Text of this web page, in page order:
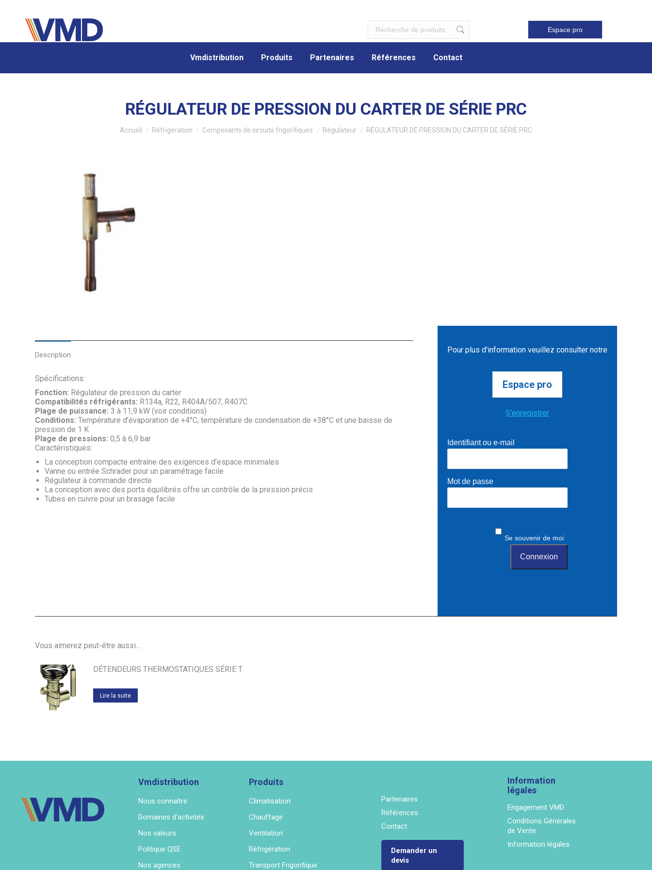
Espace pro
Vmdistribution Produits Partenaires Références Contact
RÉGULATEUR DE PRESSION DU CARTER DE SÉRIE PRC
Accueil Réfrigération Composants de circuits frigorifiques Régulateur RÉGULATEUR DE PRESSION DU CARTER DE SÉRIE PRC
Description
Spécifications:
Fonction: Régulateur de pression du carter
Compatibilités réfrigérants: R134a, R22, R404A/507, R407C
Plage de puissance: 3 à 11,9 kW (voir conditions)
Conditions: Température d’évaporation de +4°C, température de condensation de +38°C et une baisse de
pression de 1 K
Plage de pressions: 0,5 à 6,9 bar
Caractéristiques:
La conception compacte entraîne des exigences d’espace minimales
Vanne ou entrée Schrader pour un paramétrage facile
Régulateur à commande directe
La conception avec des ports équilibrés offre un contrôle de la pression précis
Tubes en cuivre pour un brasage facile
Pour plus d'information veuillez consulter notre
Espace pro
S'enregistrer
Identifiant ou e-mail
Mot de passe
Se souvenir de moi
Vous aimerez peut-être aussi…
DÉTENDEURS THERMOSTATIQUES SÉRIE T
Lire la suite
Vmdistribution
Nous connaître
Domaines d'activités
Nos valeurs
Politique QSE
Nos agences
Produits
Climatisation
Chauffage
Ventilation
Réfrigération
Transport Frigorifique
Partenaires
Références
Contact
Demander un
devis
Information
légales
Engagement VMD
Conditions Générales
de Vente
Information légales